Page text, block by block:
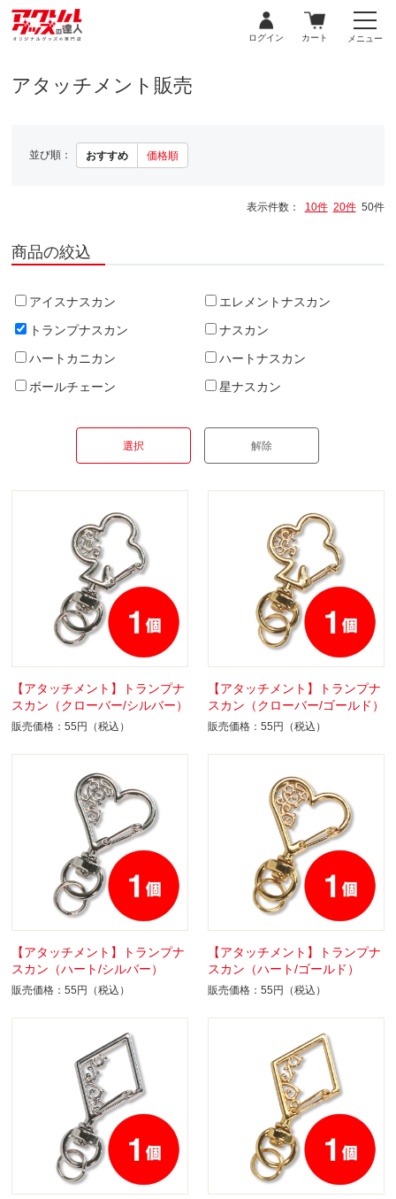
ログイン カート メニュー
アタッチメント販売
並び順： おすすめ 価格順
表示件数： 10件 20件50件
商品の絞込
アイスナスカン
エレメントナスカン
トランプナスカン
ナスカン
ハートカニカン
ハートナスカン
ボールチェーン
星ナスカン
【アタッチメント】トランプナ
スカン（クローバー/シルバー）
販売価格：55円（税込）
【アタッチメント】トランプナ
スカン（クローバー/ゴールド）
販売価格：55円（税込）
【アタッチメント】トランプナ
スカン（ハート/シルバー）
販売価格：55円（税込）
【アタッチメント】トランプナ
スカン（ハート/ゴールド）
販売価格：55円（税込）